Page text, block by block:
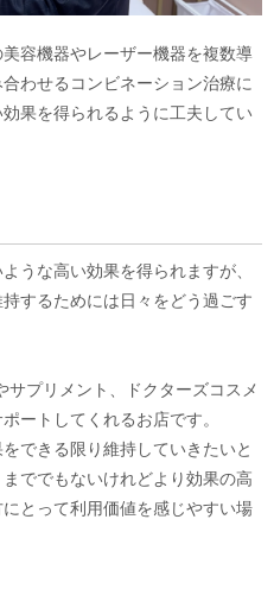
容機器やレーザー機器を複数導
わせるコンビネーション治療に
果を得られるように工夫してい
うな高い効果を得られますが、
するためには日々をどう過ごす
プリメント、ドクターズコスメ
ートしてくれるお店です。
できる限り維持していきたいと
ででもないけれどより効果の高
とって利用価値を感じやすい場